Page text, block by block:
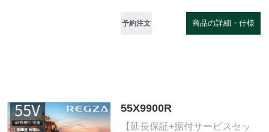
予約注文 商品の詳細・仕様
55X9900R
【延長保証+据付サービスセッ